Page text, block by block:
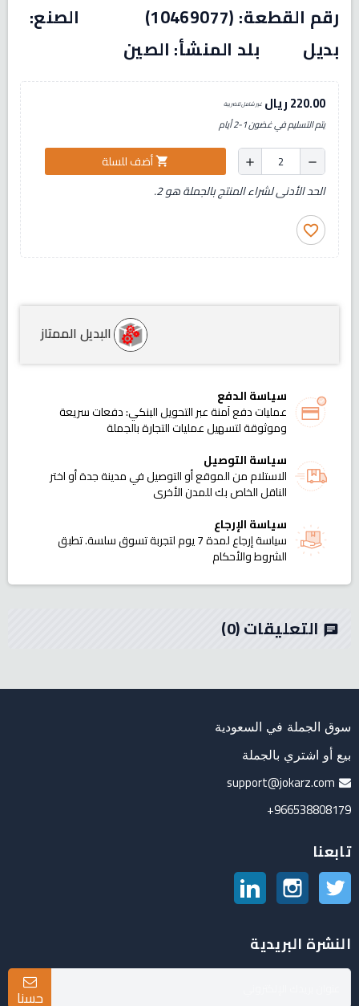
رقم القطعة: (10469077) الصنع:
بديل بلد المنشأ: الصين
220.00 ريال غير شامل للضريبة
يتم التسليم في غضون 1-2 أيام
remove
add
shopping_cartأضف للسلة
الحد الأدنى لشراء المنتج بالجملة هو 2.
favorite_border
البديل الممتاز
سياسة الدفع
عمليات دفع آمنة عبر التحويل البنكي: دفعات سريعة
وموثوقة لتسهيل عمليات التجارة بالجملة
سياسة التوصيل
الاستلام من الموقع أو التوصيل في مدينة جدة أو اختر
الناقل الخاص بك للمدن الأخرى
سياسة الإرجاع
سياسة إرجاع لمدة 7 يوم لتجربة تسوق سلسة. تطبق
الشروط والأحكام
chat التعليقات(0)
سوق الجملة في السعودية
بيع أو اشتري بالجملة
support@jokarz.com
966538808179+
تابعنا
تويتر انستغرام
النشرة البريدية
حسنا